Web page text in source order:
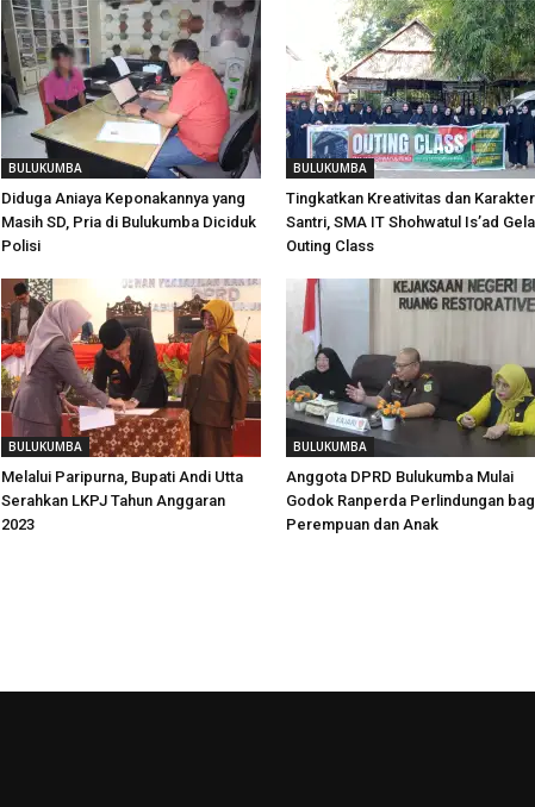
BULUKUMBA
Diduga Aniaya Keponakannya yang
Masih SD, Pria di Bulukumba Diciduk
Polisi
BULUKUMBA
Tingkatkan Kreativitas dan Karakter
Santri, SMA IT Shohwatul Is’ad
Outing Class
BULUKUMBA
Melalui Paripurna, Bupati Andi Utta
Serahkan LKPJ Tahun Anggaran
2023
BULUKUMBA
Anggota DPRD Bulukumba Mulai
Godok Ranperda Perlindungan
Perempuan dan Anak